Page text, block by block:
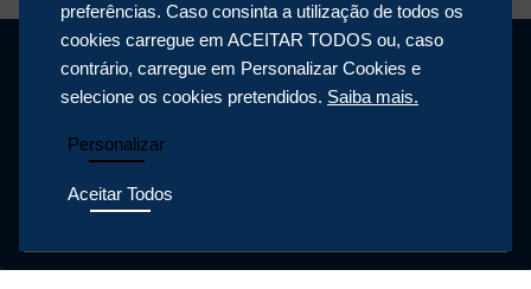
preferências. Caso consinta a utilização de todos os
cookies carregue em ACEITAR TODOS ou, caso
contrário, carregue em Personalizar Cookies e
selecione os cookies pretendidos. Saiba mais.
Personalizar
Aceitar Todos